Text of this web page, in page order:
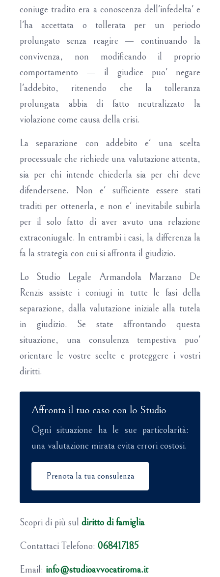
coniuge tradito era a conoscenza dell'infedelta' e
l'ha accettata o tollerata per un periodo
prolungato senza reagire — continuando la
convivenza, non modificando il proprio
comportamento — il giudice puo' negare
l'addebito, ritenendo che la tolleranza
prolungata abbia di fatto neutralizzato la
violazione come causa della crisi.
La separazione con addebito e' una scelta
processuale che richiede una valutazione attenta,
sia per chi intende chiederla sia per chi deve
difendersene. Non e' sufficiente essere stati
traditi per ottenerla, e non e' inevitabile subirla
per il solo fatto di aver avuto una relazione
extraconiugale. In entrambi i casi, la differenza la
fa la strategia con cui si affronta il giudizio.
Lo Studio Legale Armandola Marzano De
Renzis assiste i coniugi in tutte le fasi della
separazione, dalla valutazione iniziale alla tutela
in giudizio. Se state affrontando questa
situazione, una consulenza tempestiva puo'
orientare le vostre scelte e proteggere i vostri
diritti.
Affronta il tuo caso con lo Studio
Ogni situazione ha le sue particolarità:
una valutazione mirata evita errori costosi.
Prenota la tua consulenza
Scopri di più sul diritto di famiglia
Contattaci Telefono: 068417185
Email: info@studioavvocatiroma.it